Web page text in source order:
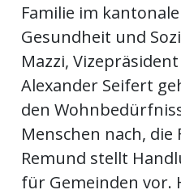
Familie im
Gesundheit und
Mazzi,
Alexander Seifert
den
Menschen nach, die
Remund stellt
für Gemeinden vor.